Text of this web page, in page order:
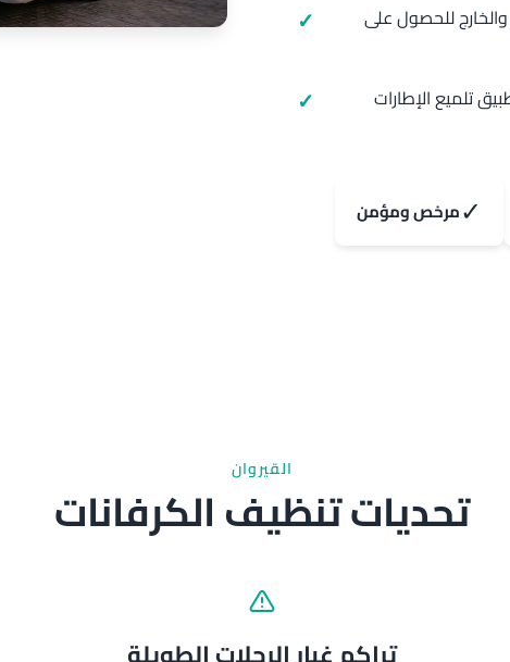
والخارج للحصول على
تلميع الإطارات
✓مرخص ومؤمن
القيروان
تحديات تنظيف الكرفانات